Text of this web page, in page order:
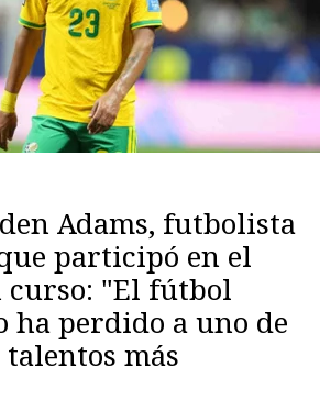
Adams, futbolista
participó en el
"El fútbol
ha perdido a uno de
más